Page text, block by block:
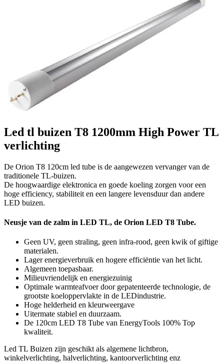
Led tl buizen T8 1200mm High Power TL
verlichting
De Orion T8 120cm led tube is de aangewezen vervanger van de
traditionele TL-buizen.
De hoogwaardige elektronica en goede koeling zorgen voor een
hoge efficiency, stabiliteit en een langere levensduur dan andere
LED buizen.
Neusje van de zalm in LED TL, de Orion LED T8 Tube.
Geen UV, geen straling, geen infra-rood, geen kwik of giftige
materialen.
Lager energieverbruik en hogere efficiëntie van het licht.
Algemeen toepasbaar.
Milieuvriendelijk en energiezuinig
Optimale warmteafvoer door gepatenteerde technologie, de
grootste koeloppervlakte in de LEDindustrie.
Hoge helderheid en kleurweergave
Uitermate stabiel en duurzaam.
De 120cm LED T8 Tube van EnergyTools 100% Top
kwaliteit.
Led TL Buizen zijn geschikt als algemene lichtbron,
winkelverlichting, halverlichting, kantoorverlichting enz